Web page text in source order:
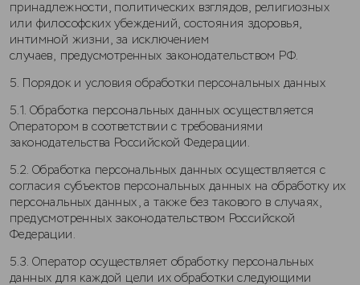
принадлежности, политических взглядов, религиозных
или философских убеждений, состояния здоровья,
интимной жизни, за исключением
случаев, предусмотренных законодательством РФ.
5. Порядок и условия обработки персональных данных
5.1. Обработка персональных данных осуществляется
Оператором в соответствии с требованиями
законодательства Российской Федерации.
5.2. Обработка персональных данных осуществляется с
согласия субъектов персональных данных на обработку их
персональных данных, а также без такового в случаях,
предусмотренных законодательством Российской
Федерации.
5.3. Оператор осуществляет обработку персональных
данных для каждой цели их обработки следующими